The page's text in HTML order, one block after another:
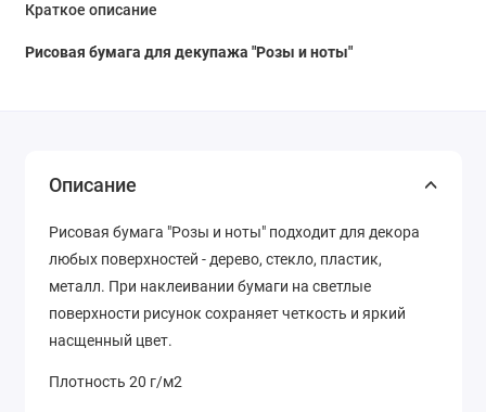
Краткое описание
Рисовая бумага для декупажа "Розы и ноты"
Описание
Рисовая бумага "Розы и ноты" подходит для декора
любых поверхностей - дерево, стекло, пластик,
металл. При наклеивании бумаги на светлые
поверхности рисунок сохраняет четкость и яркий
насщенный цвет.
Плотность 20 г/м2